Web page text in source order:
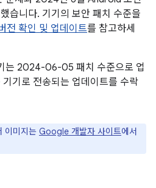
습니다. 기기의 보안 패치 수준을
전 확인 및 업데이트를 참고하세
는 2024-06-05 패치 수준으로 업
기로 전송되는 업데이트를 수락
이미지는 Google 개발자 사이트에서